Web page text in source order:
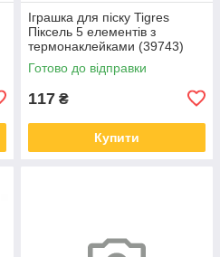
Іграшка для піску Tigres
Піксель 5 елементів з
термонаклейками (39743)
Готово до відправки
117 ₴
Купити